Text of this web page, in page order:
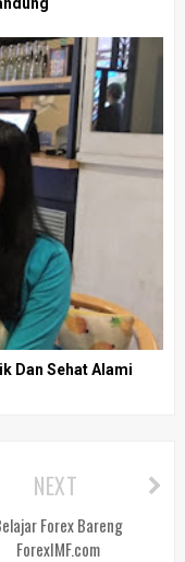
Dan Sehat Alami
NEXT
Forex Bareng
ForexIMF.com